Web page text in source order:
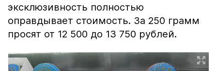
эксклюзивность полностью
оправдывает стоимость. За 250 грамм
просят от 12 500 до 13 750 рублей.